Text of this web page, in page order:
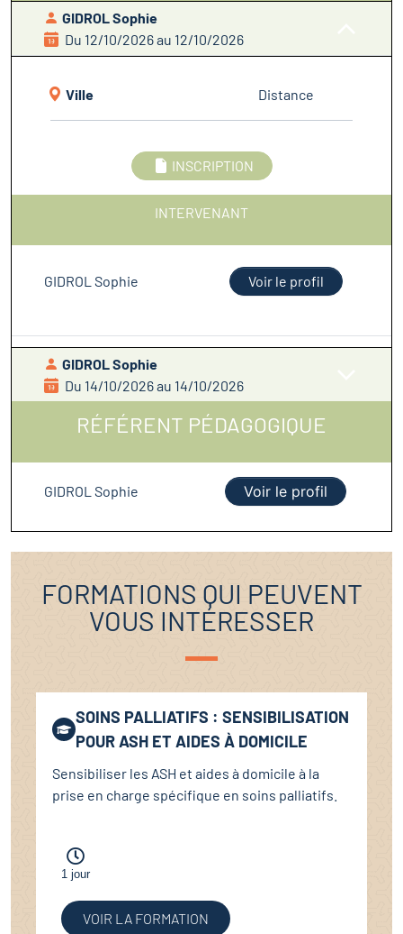
GIDROL Sophie
Du 12/10/2026 au 12/10/2026
Ville Distance
INSCRIPTION
INTERVENANT
GIDROL Sophie Voir le profil
GIDROL Sophie
Du 14/10/2026 au 14/10/2026
RÉFÉRENT PÉDAGOGIQUE
GIDROL Sophie Voir le profil
FORMATIONS QUI PEUVENT
VOUS INTÉRESSER
SOINS PALLIATIFS : SENSIBILISATION
POUR ASH ET AIDES À DOMICILE
Sensibiliser les ASH et aides à domicile à la
prise en charge spécifique en soins palliatifs.
1 jour
VOIR LA FORMATION